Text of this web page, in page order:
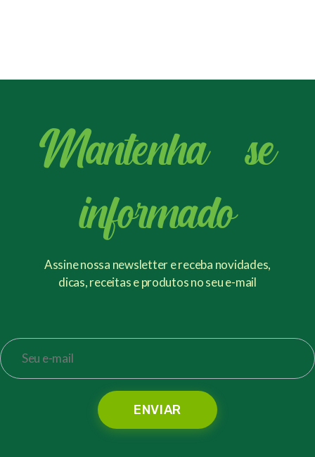
Mantenha - se
informado
Assine nossa newsletter e receba novidades,
dicas, receitas e produtos no seu e-mail